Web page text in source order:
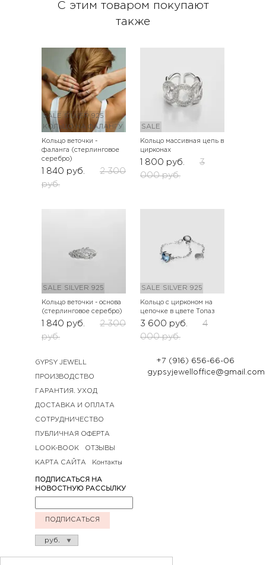
С этим товаром покупают
также
SALE SILVER 925
КОЛЬЦО НА ФАЛАНГУ
Кольцо веточки -
фаланга (стерлинговое
серебро)
1 840 руб.
2 300
руб.
SALE
Кольцо массивная цепь в
цирконах
1 800 руб.
3
000 руб.
SALE SILVER 925
Кольцо веточки - основа
(стерлинговое серебро)
1 840 руб.
2 300
руб.
SALE SILVER 925
Кольцо с цирконом на
цепочке в цвете Топаз
3 600 руб.
4
000 руб.
GYPSY JEWELL
ПРОИЗВОДСТВО
ГАРАНТИЯ. УХОД
ДОСТАВКА И ОПЛАТА
СОТРУДНИЧЕСТВО
ПУБЛИЧНАЯ ОФЕРТА
LOOK-BOOK ОТЗЫВЫ
КАРТА САЙТА Контакты
+7 (916) 656-66-06
gypsyjewelloffice@gmail.com
ПОДПИСАТЬСЯ НА
НОВОСТНУЮ РАССЫЛКУ
ПОДПИСАТЬСЯ